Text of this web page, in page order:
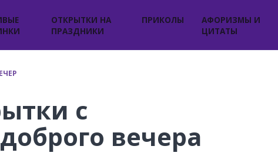
ОТКРЫТКИ НА
ПРАЗДНИКИ
ПРИКОЛЫ
АФОРИЗМЫ И
ЦИТАТЫ
с
вечера